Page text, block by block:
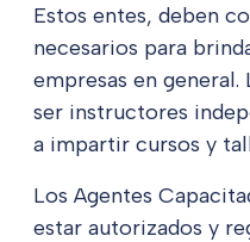
Estos entes, deben
necesarios para
empresas en
ser instructores
a impartir cursos y
Los Agentes
estar autorizados y